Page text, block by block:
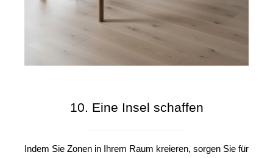
10. Eine Insel schaffen
Indem Sie Zonen in Ihrem Raum kreieren, sorgen Sie für